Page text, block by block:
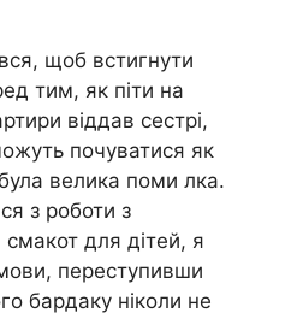
щоб встигнути
тим, як піти на
віддав сестрі,
почуватися як
велика поми лка.
з роботи з
для дітей, я
переступивши
бардаку ніколи не